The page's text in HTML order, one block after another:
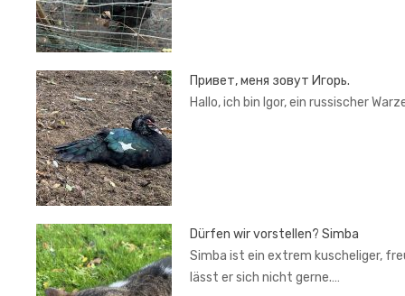
Привет, меня зовут Игорь.
Hallo, ich bin Igor, ein russischer
Dürfen wir vorstellen? Simba
Simba ist ein extrem kuscheliger,
lässt er sich nicht gerne.…